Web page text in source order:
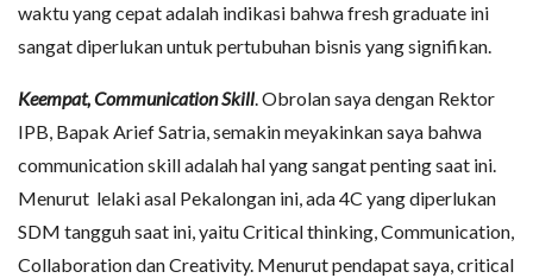
waktu yang cepat adalah indikasi bahwa fresh graduate ini
sangat diperlukan untuk pertubuhan bisnis yang signifikan.
Keempat, Communication Skill. Obrolan saya dengan Rektor
IPB, Bapak Arief Satria, semakin meyakinkan saya bahwa
communication skill adalah hal yang sangat penting saat ini.
Menurut lelaki asal Pekalongan ini, ada 4C yang diperlukan
SDM tangguh saat ini, yaitu Critical thinking, Communication,
Collaboration dan Creativity. Menurut pendapat saya, critical